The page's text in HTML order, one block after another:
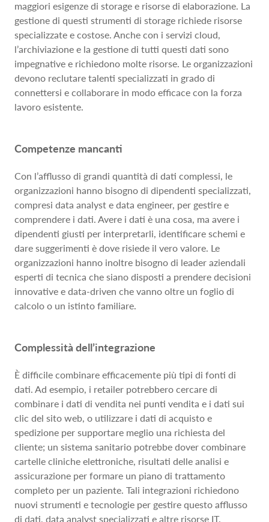
maggiori esigenze di storage e risorse di elaborazione. La
gestione di questi strumenti di storage richiede risorse
specializzate e costose. Anche con i servizi cloud,
l’archiviazione e la gestione di tutti questi dati sono
impegnative e richiedono molte risorse. Le organizzazioni
devono reclutare talenti specializzati in grado di
connettersi e collaborare in modo efficace con la forza
lavoro esistente.
Competenze mancanti
Con l’afflusso di grandi quantità di dati complessi, le
organizzazioni hanno bisogno di dipendenti specializzati,
compresi data analyst e data engineer, per gestire e
comprendere i dati. Avere i dati è una cosa, ma avere i
dipendenti giusti per interpretarli, identificare schemi e
dare suggerimenti è dove risiede il vero valore. Le
organizzazioni hanno inoltre bisogno di leader aziendali
esperti di tecnica che siano disposti a prendere decisioni
innovative e data-driven che vanno oltre un foglio di
calcolo o un istinto familiare.
Complessità dell’integrazione
È difficile combinare efficacemente più tipi di fonti di
dati. Ad esempio, i retailer potrebbero cercare di
combinare i dati di vendita nei punti vendita e i dati sui
clic del sito web, o utilizzare i dati di acquisto e
spedizione per supportare meglio una richiesta del
cliente; un sistema sanitario potrebbe dover combinare
cartelle cliniche elettroniche, risultati delle analisi e
assicurazione per formare un piano di trattamento
completo per un paziente. Tali integrazioni richiedono
nuovi strumenti e tecnologie per gestire questo afflusso
di dati, data analyst specializzati e altre risorse IT.